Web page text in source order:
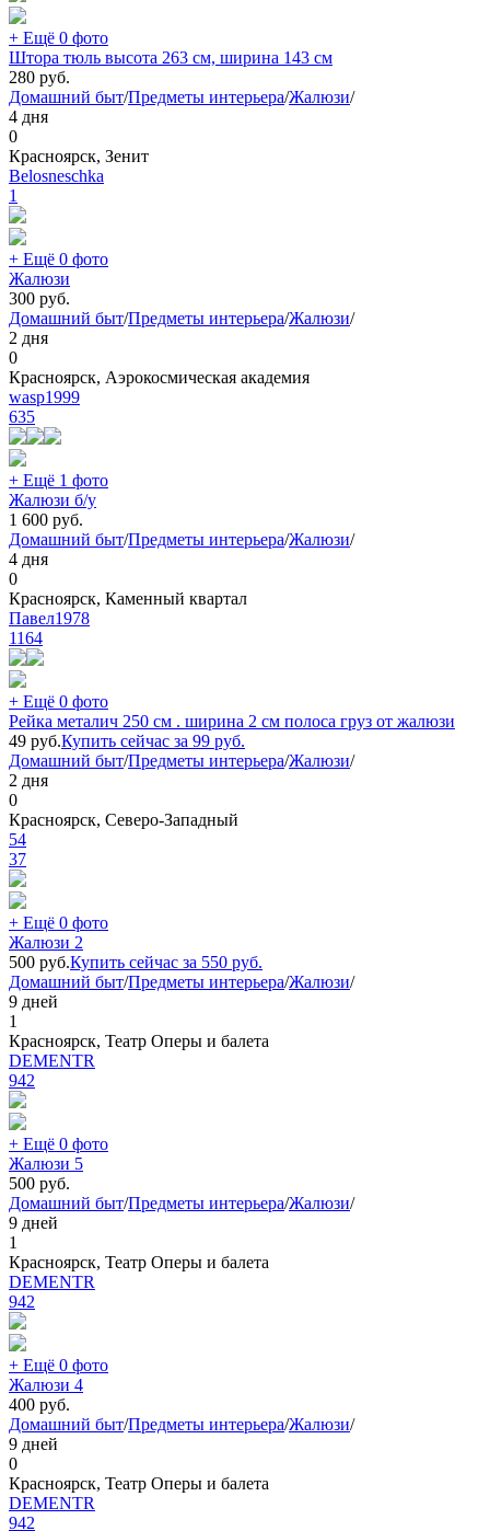
+ Ещё 0 фото
Штора тюль высота 263 см, ширина 143 см
280 руб.
Домашний быт/Предметы интерьера/Жалюзи/
4 дня
0
Красноярск, Зенит
Belosneschka
1
+ Ещё 0 фото
Жалюзи
300 руб.
Домашний быт/Предметы интерьера/Жалюзи/
2 дня
0
Красноярск, Аэрокосмическая академия
wasp1999
635
+ Ещё 1 фото
Жалюзи б/у
1 600 руб.
Домашний быт/Предметы интерьера/Жалюзи/
4 дня
0
Красноярск, Каменный квартал
Павел1978
1164
+ Ещё 0 фото
Рейка металич 250 см . ширина 2 см полоса груз от жалюзи
49 руб.Купить сейчас за 99 руб.
Домашний быт/Предметы интерьера/Жалюзи/
2 дня
0
Красноярск, Северо-Западный
54
37
+ Ещё 0 фото
Жалюзи 2
500 руб.Купить сейчас за 550 руб.
Домашний быт/Предметы интерьера/Жалюзи/
9 дней
1
Красноярск, Театр Оперы и балета
DEMENTR
942
+ Ещё 0 фото
Жалюзи 5
500 руб.
Домашний быт/Предметы интерьера/Жалюзи/
9 дней
1
Красноярск, Театр Оперы и балета
DEMENTR
942
+ Ещё 0 фото
Жалюзи 4
400 руб.
Домашний быт/Предметы интерьера/Жалюзи/
9 дней
0
Красноярск, Театр Оперы и балета
DEMENTR
942